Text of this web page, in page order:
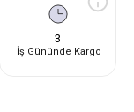
3
İş Gününde Kargo